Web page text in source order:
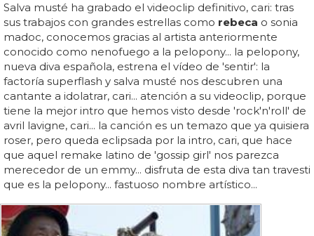
Salva musté ha grabado el videoclip definitivo, cari: tras
sus trabajos con grandes estrellas como rebeca o sonia
madoc, conocemos gracias al artista anteriormente
conocido como nenofuego a la pelopony... la pelopony,
nueva diva española, estrena el vídeo de 'sentir': la
factoría superflash y salva musté nos descubren una
cantante a idolatrar, cari... atención a su videoclip, porque
tiene la mejor intro que hemos visto desde 'rock'n'roll' de
avril lavigne, cari... la canción es un temazo que ya quisiera
roser, pero queda eclipsada por la intro, cari, que hace
que aquel remake latino de 'gossip girl' nos parezca
merecedor de un emmy... disfruta de esta diva tan travesti
que es la pelopony... fastuoso nombre artístico...